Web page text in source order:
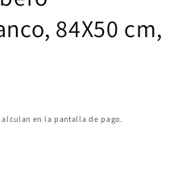
84X50 cm,
en la pantalla de pago.